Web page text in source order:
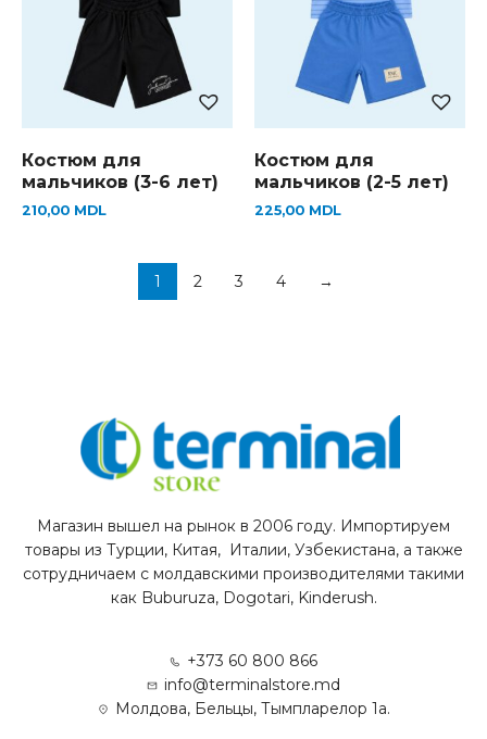
Костюм для
мальчиков (3-6 лет)
210,00 MDL
Костюм для
мальчиков (2-5 лет)
225,00 MDL
1 2 3 4 →
Магазин вышел на рынок в 2006 году. Импортируем
товары из Турции, Китая, Италии, Узбекистана, а также
сотрудничаем с молдавскими производителями такими
как Buburuza, Dogotari, Kinderush.
+373 60 800 866
info@terminalstore.md
Молдова, Бельцы, Тымпларелор 1а.